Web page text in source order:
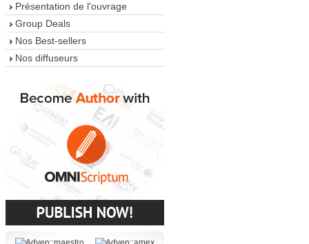
Présentation de l'ouvrage
Group Deals
Nos Best-sellers
Nos diffuseurs